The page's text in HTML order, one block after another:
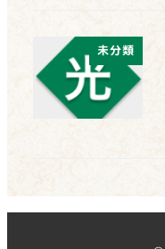
未分類